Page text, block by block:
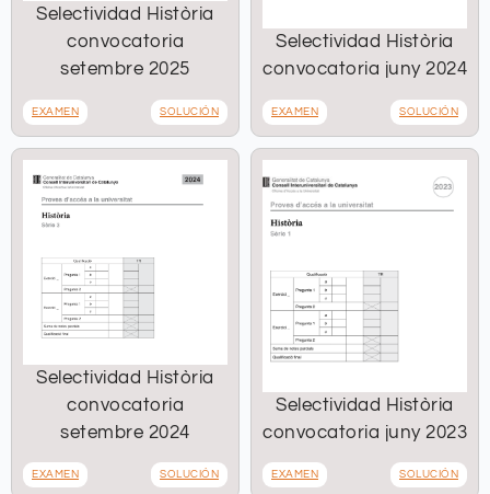
Selectividad Història
convocatoria
setembre 2025
EXAMEN SOLUCIÓN
Selectividad Història
convocatoria juny 2024
EXAMEN SOLUCIÓN
Selectividad Història
convocatoria
setembre 2024
EXAMEN SOLUCIÓN
Selectividad Història
convocatoria juny 2023
EXAMEN SOLUCIÓN